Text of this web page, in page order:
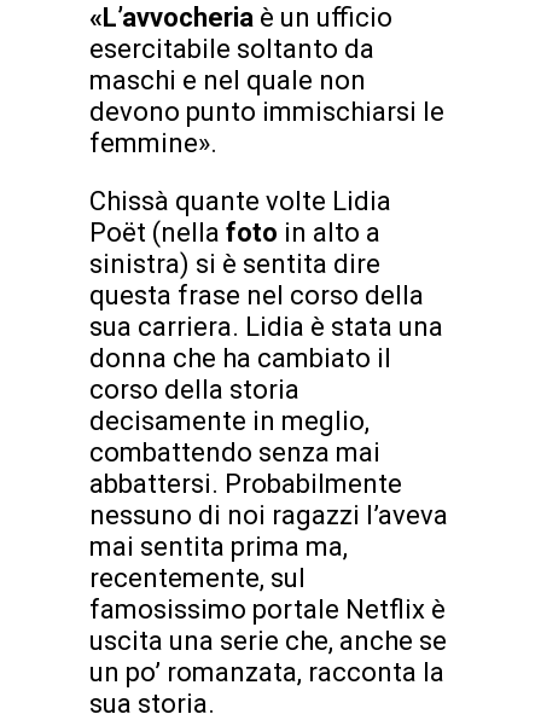
«L’avvocheria è un ufficio
esercitabile soltanto da
maschi e nel quale non
devono punto immischiarsi le
femmine».
Chissà quante volte Lidia
Poët (nella foto in alto a
sinistra) si è sentita dire
questa frase nel corso della
sua carriera. Lidia è stata una
donna che ha cambiato il
corso della storia
decisamente in meglio,
combattendo senza mai
abbattersi. Probabilmente
nessuno di noi ragazzi l’aveva
mai sentita prima ma,
recentemente, sul
famosissimo portale Netflix è
uscita una serie che, anche se
un po’ romanzata, racconta la
sua storia.